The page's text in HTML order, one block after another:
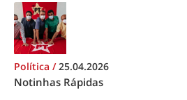
Política /25.04.2026
Notinhas Rápidas